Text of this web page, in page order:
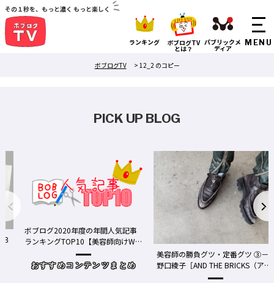
その１秒を、もっと濃く もっと楽しく
ランキング ボブログTV
とは？
パブリックメ
ディア
ボブログTV
> 12_2 のコピー
PICK UP BLOG
ボブログ2020年度の年間人気記事
ランキングTOP10【美容師向けWe
おすすめコンテンツまとめ
美容師の勝負グツ・定番グツ ③－
野口綾子［AND THE BRICKS（アン
ドザブリックス）／神奈川県鎌倉